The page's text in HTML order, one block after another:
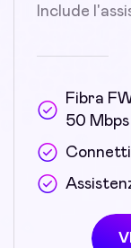
Include
Fibra
50 Mbps